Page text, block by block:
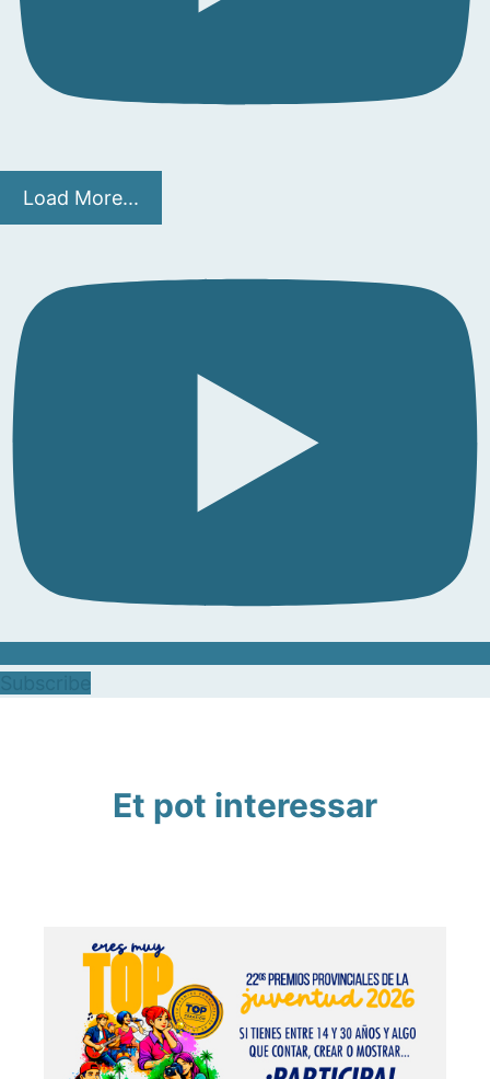
Load More...
Et pot interessar